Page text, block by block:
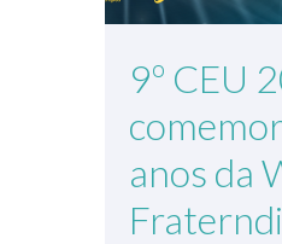
9º CEU
anos da